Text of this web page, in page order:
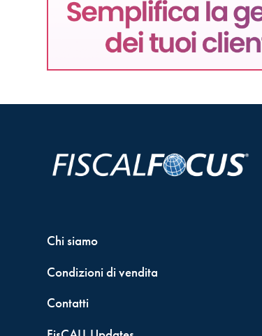
Chi siamo
Condizioni di vendita
Contatti